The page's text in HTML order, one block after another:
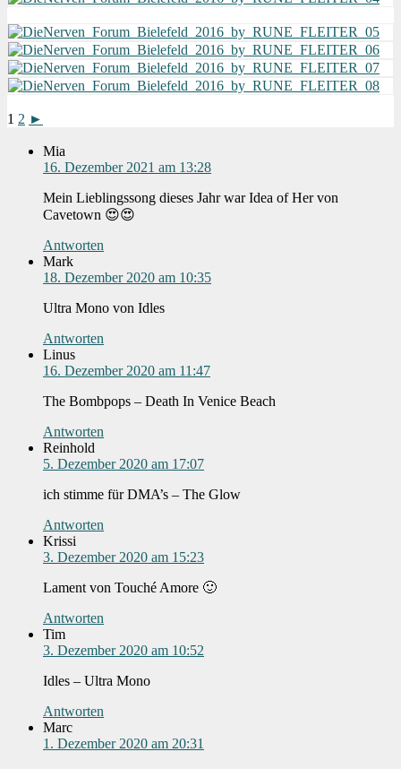
1 2 ►
Mia
16. Dezember 2021 am 13:28
Mein Lieblingssong dieses Jahr war Idea of Her von
Cavetown 😍😍
Antworten
Mark
18. Dezember 2020 am 10:35
Ultra Mono von Idles
Antworten
Linus
16. Dezember 2020 am 11:47
The Bombpops – Death In Venice Beach
Antworten
Reinhold
5. Dezember 2020 am 17:07
ich stimme für DMA’s – The Glow
Antworten
Krissi
3. Dezember 2020 am 15:23
Lament von Touché Amore 🙂
Antworten
Tim
3. Dezember 2020 am 10:52
Idles – Ultra Mono
Antworten
Marc
1. Dezember 2020 am 20:31